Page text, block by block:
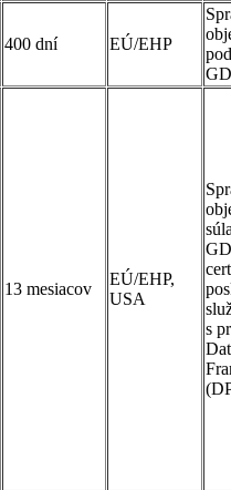
400 dní EÚ/EHP
13 mesiacov
EÚ/EHP,
USA
s